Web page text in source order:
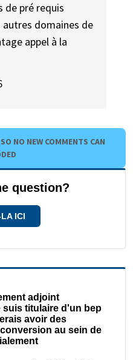
de pré requis
autres domaines de
appel à la
NO NEW COMMENTS CAN
question?
ICI
adjoint
suis titulaire d'un bep
avoir des
au sein de